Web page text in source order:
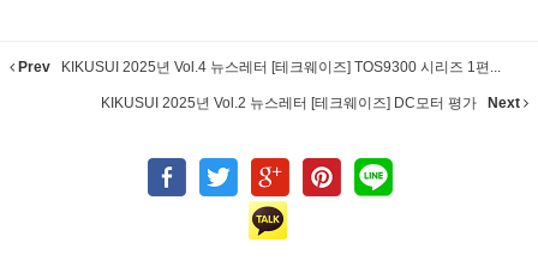
Prev KIKUSUI 2025년 Vol.4 뉴스레터 [테크웨이즈] TOS9300 시리즈 1편...
KIKUSUI 2025년 Vol.2 뉴스레터 [테크웨이즈] DC모터 평가 Next